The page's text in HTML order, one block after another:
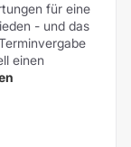
für eine
- und das
einen